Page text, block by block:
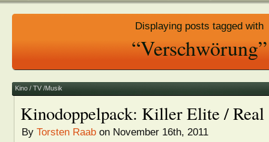
Displaying posts tagged with
“Verschwörung”
Kino / TV /Musik
Kinodoppelpack: Killer Elite / Real
By Torsten Raab on November 16th, 2011